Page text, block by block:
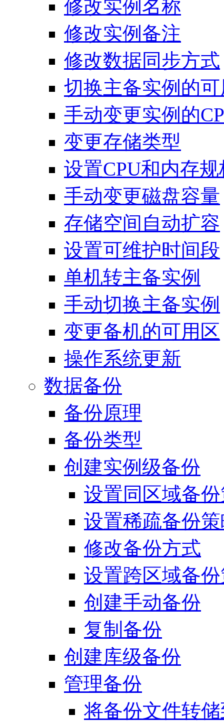
修改实例名称
修改实例备注
修改数据同步方式
切换主备实例的
手动变更实例的
变更存储类型
设置CPU和内存
手动变更磁盘容量
存储空间自动扩容
设置可维护时间段
单机转主备实例
手动切换主备实例
变更备机的可用区
操作系统更新
数据备份
备份原理
备份类型
创建实例级备份
设置同区域备
设置稀疏备份
修改备份方式
设置跨区域备
创建手动备份
复制备份
创建库级备份
管理备份
将备份文件转